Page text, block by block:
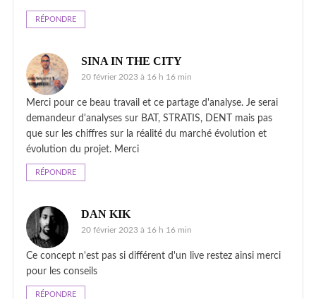
RÉPONDRE
SINA IN THE CITY
20 février 2023 à 16 h 16 min
Merci pour ce beau travail et ce partage d'analyse. Je serai
demandeur d'analyses sur BAT, STRATIS, DENT mais pas
que sur les chiffres sur la réalité du marché évolution et
évolution du projet. Merci
RÉPONDRE
DAN KIK
20 février 2023 à 16 h 16 min
Ce concept n'est pas si différent d'un live restez ainsi merci
pour les conseils
RÉPONDRE